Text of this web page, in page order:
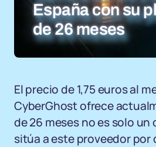
España con su
de 26 meses
El precio de 1,75 euros al
CyberGhost ofrece
de 26 meses no es solo
sitúa a este proveedor por